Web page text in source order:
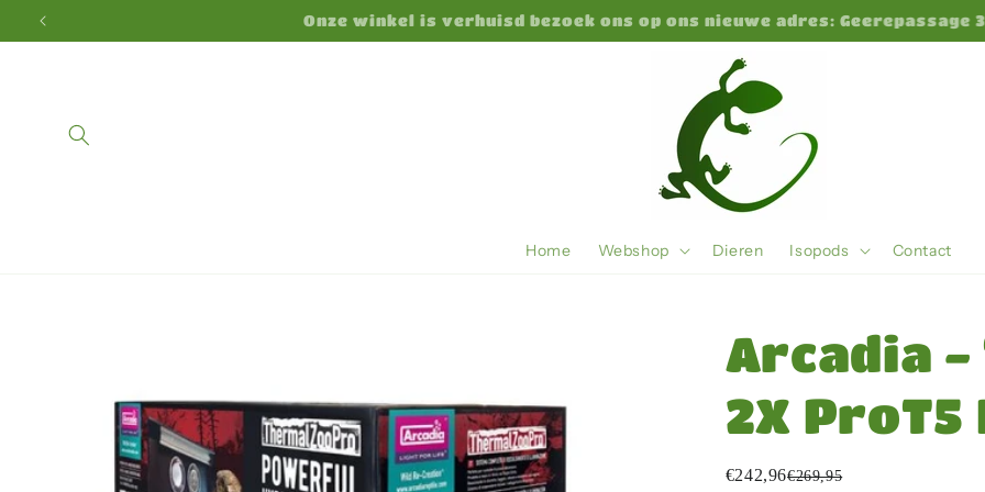
zum
Inhalt
Onze winkel is verhuisd bezoek ons op ons nieuwe adres: Geerepassage
Home Webshop Dieren Isopods Contact
Arcadia -
2X ProT5
€242,96€269,95